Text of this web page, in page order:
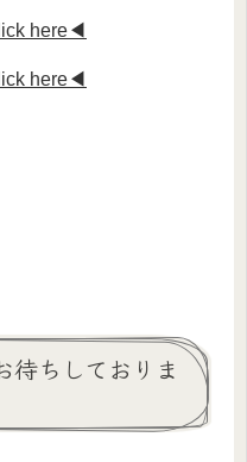
here◀
here◀
待ちしておりま